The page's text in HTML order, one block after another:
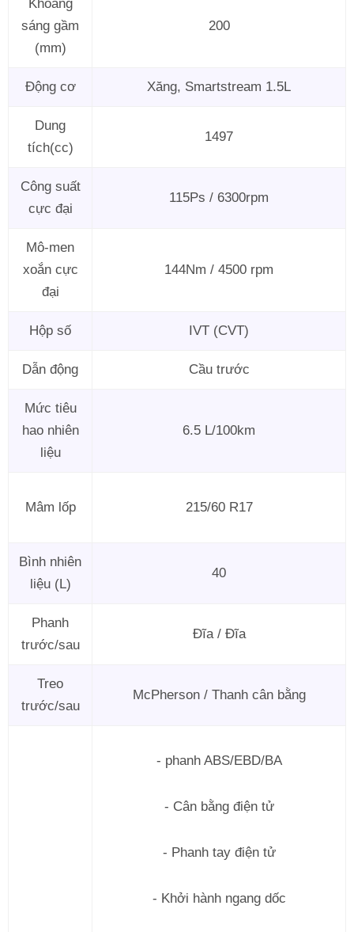
Khoảng
sáng gầm
(mm)
200
Động cơ Xăng, Smartstream 1.5L
Dung
tích(cc)
1497
Công suất
cực đại
115Ps / 6300rpm
Mô-men
xoắn cực
đại
144Nm / 4500 rpm
Hộp số IVT (CVT)
Dẫn động Cầu trước
Mức tiêu
hao nhiên
liệu
6.5 L/100km
Mâm lốp 215/60 R17
Bình nhiên
liệu (L)
40
Phanh
trước/sau
Đĩa / Đĩa
Treo
trước/sau
McPherson / Thanh cân bằng
- phanh ABS/EBD/BA
- Cân bằng điện tử
- Phanh tay điện tử
- Khởi hành ngang dốc